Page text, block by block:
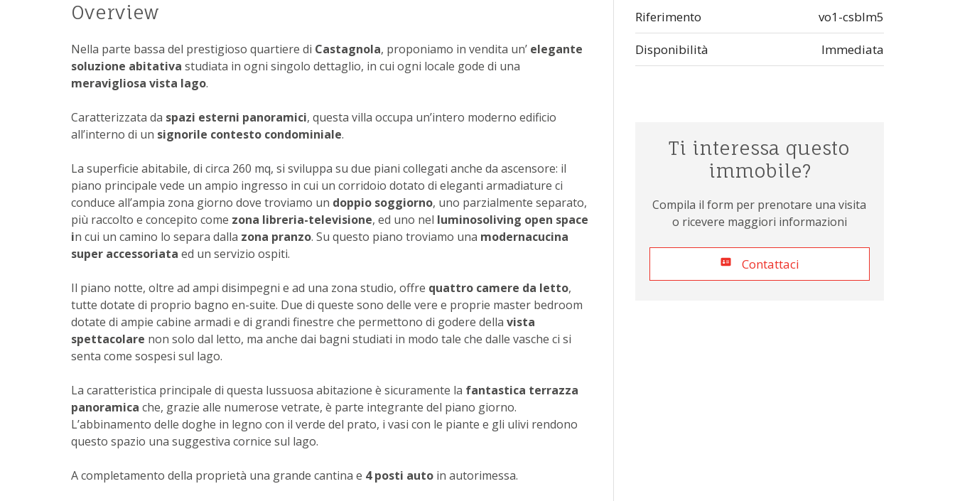
Overview
Nella parte bassa del prestigioso quartiere di Castagnola, proponiamo in vendita un’ elegante
soluzione abitativa studiata in ogni singolo dettaglio, in cui ogni locale gode di una
meravigliosa vista lago.
Caratterizzata da spazi esterni panoramici, questa villa occupa un’intero moderno edificio
all’interno di un signorile contesto condominiale.
La superficie abitabile, di circa 260 mq, si sviluppa su due piani collegati anche da ascensore: il
piano principale vede un ampio ingresso in cui un corridoio dotato di eleganti armadiature ci
conduce all’ampia zona giorno dove troviamo un doppio soggiorno, uno parzialmente separato,
più raccolto e concepito come zona libreria-televisione, ed uno nel luminosoliving open space
in cui un camino lo separa dalla zona pranzo. Su questo piano troviamo una modernacucina
super accessoriata ed un servizio ospiti.
Il piano notte, oltre ad ampi disimpegni e ad una zona studio, offre quattro camere da letto,
tutte dotate di proprio bagno en-suite. Due di queste sono delle vere e proprie master bedroom
dotate di ampie cabine armadi e di grandi finestre che permettono di godere della vista
spettacolare non solo dal letto, ma anche dai bagni studiati in modo tale che dalle vasche ci si
senta come sospesi sul lago.
La caratteristica principale di questa lussuosa abitazione è sicuramente la fantastica terrazza
panoramica che, grazie alle numerose vetrate, è parte integrante del piano giorno.
L’abbinamento delle doghe in legno con il verde del prato, i vasi con le piante e gli ulivi rendono
questo spazio una suggestiva cornice sul lago.
A completamento della proprietà una grande cantina e 4 posti auto in autorimessa.
Riferimento
vo1-csblm5
Disponibilità
Immediata
Ti interessa questo
immobile?
Compila il form per prenotare una visita
o ricevere maggiori informazioni
Contattaci